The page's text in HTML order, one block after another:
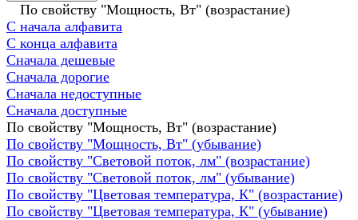
По свойству "Мощность, Вт" (возрастание)
С начала алфавита
С конца алфавита
Сначала дешевые
Сначала дорогие
Сначала недоступные
Сначала доступные
По свойству "Мощность, Вт" (возрастание)
По свойству "Мощность, Вт" (убывание)
По свойству "Световой поток, лм" (возрастание)
По свойству "Световой поток, лм" (убывание)
По свойству "Цветовая температура, К" (возрастание)
По свойству "Цветовая температура, К" (убывание)